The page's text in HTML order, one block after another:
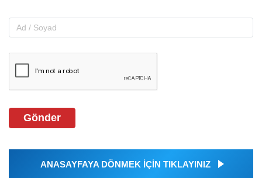
Gönder
ANASAYFAYA DÖNMEK İÇİN TIKLAYINIZ